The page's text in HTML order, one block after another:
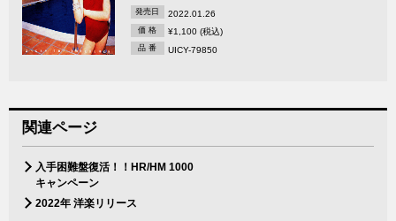
発売日 2022.01.26
価 格 ¥1,100 (税込)
品 番 UICY-79850
関連ページ
入手困難盤復活！！HR/HM 1000
キャンペーン
2022年 洋楽リリース